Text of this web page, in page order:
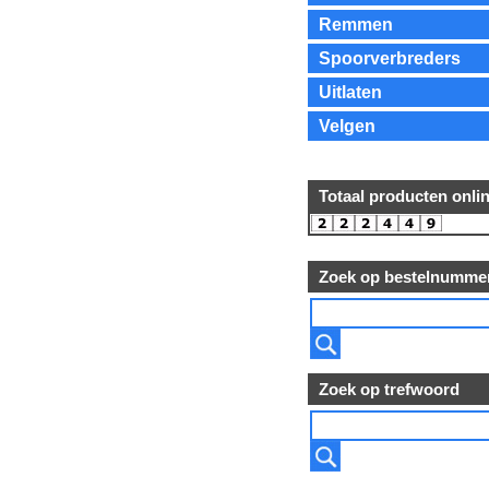
Remmen
Spoorverbreders
Uitlaten
Velgen
Totaal producten
Zoek op
Zoek op trefwoord